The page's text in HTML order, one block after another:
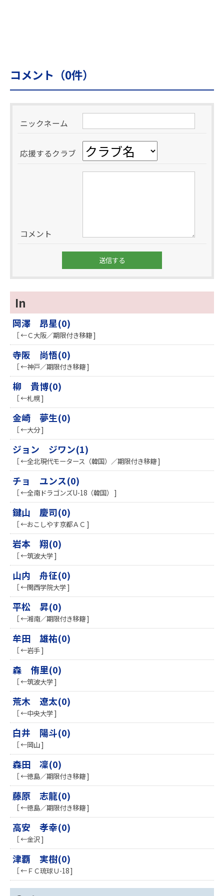
コメント（0件）
ニックネーム
応援するクラブ
コメント
In
岡澤 昂星(0)
［ ←Ｃ大阪／期限付き移籍 ]
寺阪 尚悟(0)
［ ←神戸／期限付き移籍 ]
柳 貴博(0)
［ ←札幌 ]
金崎 夢生(0)
［ ←大分 ]
ジョン ジワン(1)
［ ←全北現代モータース（韓国）／期限付き移籍 ]
チョ ユンス(0)
［ ←全南ドラゴンズU-18（韓国） ]
鍵山 慶司(0)
［ ←おこしやす京都ＡＣ ]
岩本 翔(0)
［ ←筑波大学 ]
山内 舟征(0)
［ ←関西学院大学 ]
平松 昇(0)
［ ←湘南／期限付き移籍 ]
牟田 雄祐(0)
［ ←岩手 ]
森 侑里(0)
［ ←筑波大学 ]
荒木 遼太(0)
［ ←中央大学 ]
白井 陽斗(0)
［ ←岡山 ]
森田 凜(0)
［ ←徳島／期限付き移籍 ]
藤原 志龍(0)
［ ←徳島／期限付き移籍 ]
高安 孝幸(0)
［ ←金沢 ]
津覇 実樹(0)
［ ←ＦＣ琉球Ｕ-18 ]